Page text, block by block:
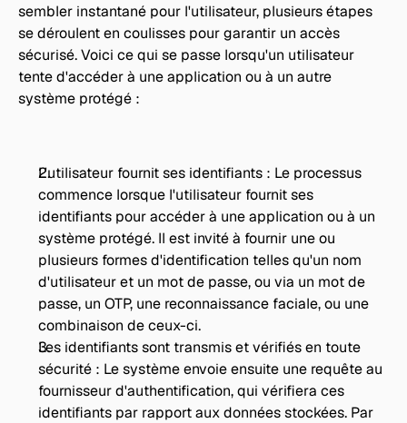
sembler instantané pour l'utilisateur, plusieurs étapes
se déroulent en coulisses pour garantir un accès
sécurisé. Voici ce qui se passe lorsqu'un utilisateur
tente d'accéder à une application ou à un autre
système protégé :
L'utilisateur fournit ses identifiants : Le processus
commence lorsque l'utilisateur fournit ses
identifiants pour accéder à une application ou à un
système protégé. Il est invité à fournir une ou
plusieurs formes d'identification telles qu'un nom
d'utilisateur et un mot de passe, ou via un mot de
passe, un OTP, une reconnaissance faciale, ou une
combinaison de ceux-ci.
Les identifiants sont transmis et vérifiés en toute
sécurité : Le système envoie ensuite une requête au
fournisseur d'authentification, qui vérifiera ces
identifiants par rapport aux données stockées. Par